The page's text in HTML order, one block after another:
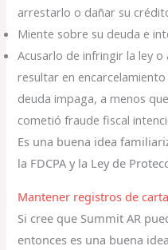
arrestarlo o dañar su
Miente sobre su deuda e
Acusarlo de infringir la ley
resultar en
deuda impaga, a menos
cometió fraude fiscal
Es una buena idea
la FDCPA y la Ley de
Mantener registros de
Si cree que Summit AR
entonces es una buena